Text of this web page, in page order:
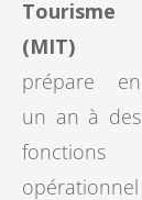
Tourisme
(MIT)
prépare en
un an à des
fonctions
opérationnel